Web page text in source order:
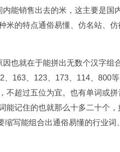
能销售出去的米，这主要是国
米的特点通俗易懂、仿名站、仿
也就在于能拼出无数个汉字组
163、123、173、114、800
不超过五位为宜。也有单词或
能记住的也就那么十多二十个
写能组合出通俗易懂的行业词